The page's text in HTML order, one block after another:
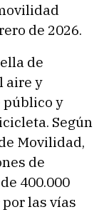
de 2026.
de
aire y
público y
Según
Movilidad,
de
400.000
las vías